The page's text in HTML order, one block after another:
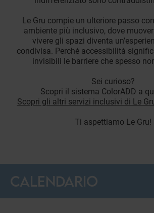
Le Gru compie un ulteriore passo
ambiente più inclusivo, dove
vivere gli spazi diventa
condivisa. Perché accessibilità
invisibili le barriere che spesso
Sei curioso?
Scopri il sistema ColorADD a
Scopri gli altri servizi inclusivi di Le
Ti aspettiamo Le Gru!
CALENDARIO